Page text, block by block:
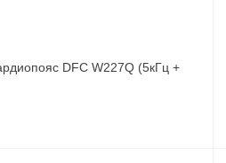
DFC W227Q (5кГц +